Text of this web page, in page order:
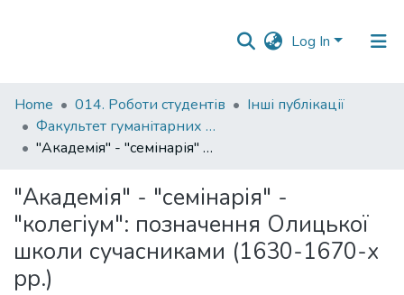
Log In
Communities
&
Collections
Statistics
Home 014. Роботи студентів
Інші публікації
Факультет гуманітарних наук
"Академія" - "семінарія" - "колегіум": позначення Олицької школи сучасниками (1630-1670-х рр.)
"Академія" - "семінарія" -
"колегіум": позначення Олицької
школи сучасниками (1630-1670-х
рр.)